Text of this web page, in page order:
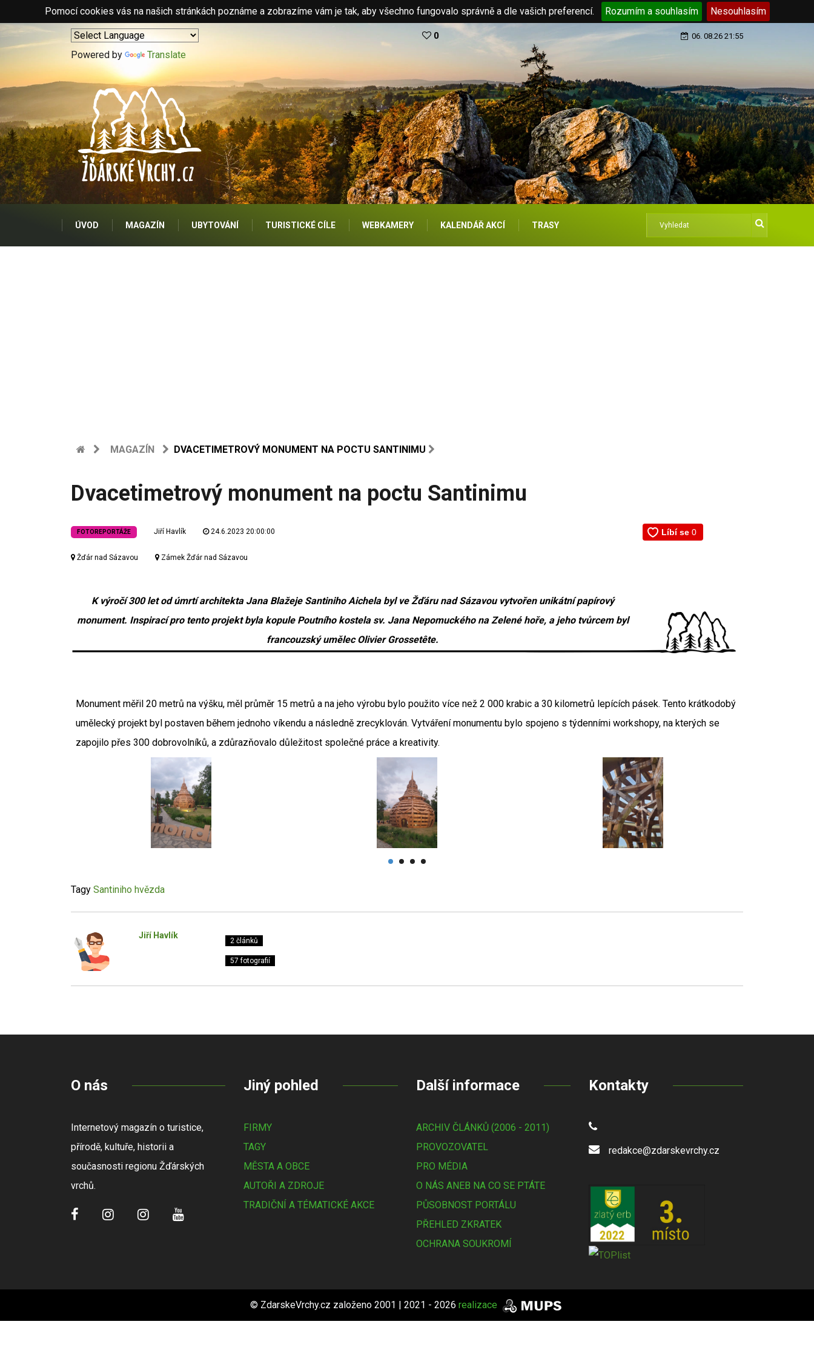
Pomocí cookies vás na našich stránkách poznáme a zobrazíme vám je tak, aby všechno fungovalo správně a dle vašich preferencí. Rozumím a souhlasím Nesouhlasím
Powered by Translate
0 06. 08.26 21:55
ÚVOD MAGAZÍN UBYTOVÁNÍ TURISTICKÉ CÍLE WEBKAMERY KALENDÁŘ AKCÍ TRASY
MAGAZÍN DVACETIMETROVÝ MONUMENT NA POCTU SANTINIMU
Dvacetimetrový monument na poctu Santinimu
FOTOREPORTÁŽE Jiří Havlík 24.6.2023 20:00:00
Žďár nad Sázavou Zámek Žďár nad Sázavou
K výročí 300 let od úmrtí architekta Jana Blažeje Santiniho Aichela byl ve Žďáru nad Sázavou vytvořen unikátní papírový
monument. Inspirací pro tento projekt byla kopule Poutního kostela sv. Jana Nepomuckého na Zelené hoře, a jeho tvůrcem byl
francouzský umělec Olivier Grossetête.
Monument měřil 20 metrů na výšku, měl průměr 15 metrů a na jeho výrobu bylo použito více než 2 000 krabic a 30 kilometrů lepících pásek. Tento krátkodobý
umělecký projekt byl postaven během jednoho víkendu a následně zrecyklován. Vytváření monumentu bylo spojeno s týdenními workshopy, na kterých se
zapojilo přes 300 dobrovolníků, a zdůrazňovalo důležitost společné práce a kreativity.
Tagy Santiniho hvězda
Jiří Havlík
2 článků
57 fotografií
O nás
Internetový magazín o turistice,
přírodě, kultuře, historii a
současnosti regionu Žďárských
vrchů.
Jiný pohled
FIRMY
TAGY
MĚSTA A OBCE
AUTOŘI A ZDROJE
TRADIČNÍ A TÉMATICKÉ AKCE
Další informace
ARCHIV ČLÁNKŮ (2006 - 2011)
PROVOZOVATEL
PRO MÉDIA
O NÁS ANEB NA CO SE PTÁTE
PŮSOBNOST PORTÁLU
PŘEHLED ZKRATEK
OCHRANA SOUKROMÍ
Kontakty
redakce@zdarskevrchy.cz
© ZdarskeVrchy.cz založeno 2001 | 2021 - 2026 realizace